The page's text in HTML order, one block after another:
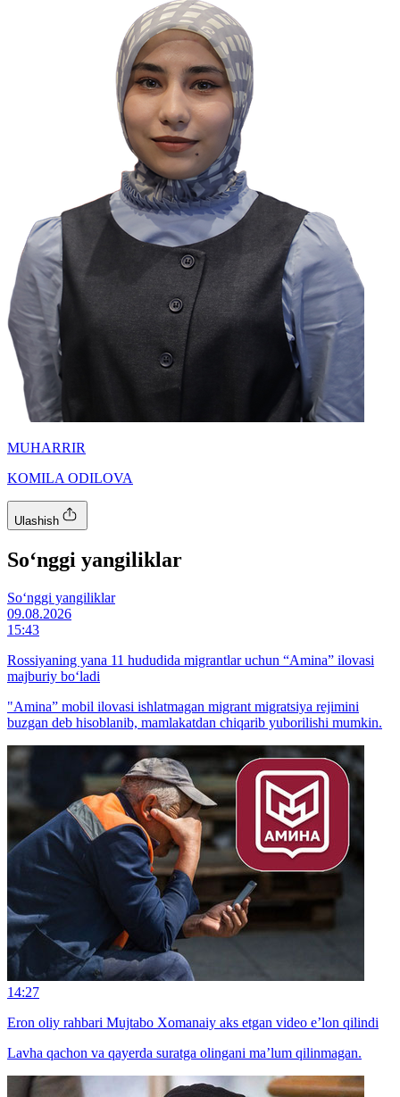
MUHARRIR
KOMILA ODILOVA
Ulashish
So‘nggi yangiliklar
So‘nggi yangiliklar
09.08.2026
15:43
Rossiyaning yana 11 hududida migrantlar uchun “Amina” ilovasi
majburiy bo‘ladi
"Amina” mobil ilovasi ishlatmagan migrant migratsiya rejimini
buzgan deb hisoblanib, mamlakatdan chiqarib yuborilishi mumkin.
14:27
Eron oliy rahbari Mujtabo Xomanaiy aks etgan video e’lon qilindi
Lavha qachon va qayerda suratga olingani ma’lum qilinmagan.